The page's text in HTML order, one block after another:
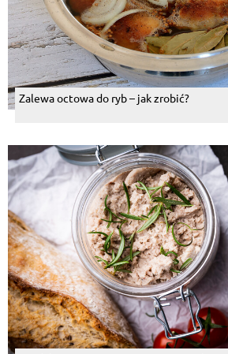
Zalewa octowa do ryb – jak zrobić?